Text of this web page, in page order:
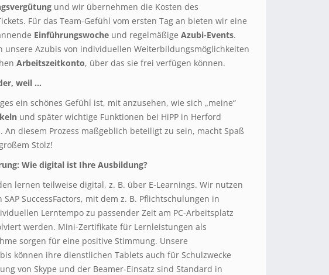
und wir übernehmen die Kosten des
Für das Team-Gefühl vom ersten Tag an bieten wir eine
Einführungswoche und regelmäßige Azubi-Events.
unsere Azubis von individuellen Weiterbildungsmöglichkeiten
Arbeitszeitkonto, über das sie frei verfügen können.
weil …
ein schönes Gefühl ist, mit anzusehen, wie sich „meine“
und später wichtige Funktionen bei HiPP in Herford
An diesem Prozess maßgeblich beteiligt zu sein, macht Spaß
Stolz!
Wie digital ist Ihre Ausbildung?
lernen teilweise digital, z. B. über E-Learnings. Wir nutzen
SuccessFactors, mit dem z. B. Pflichtschulungen in
Lerntempo zu passender Zeit am PC-Arbeitsplatz
werden. Mini-Zertifikate für Lernleistungen als
sorgen für eine positive Stimmung. Unsere
können ihre dienstlichen Tablets auch für Schulzwecke
von Skype und der Beamer-Einsatz sind Standard in